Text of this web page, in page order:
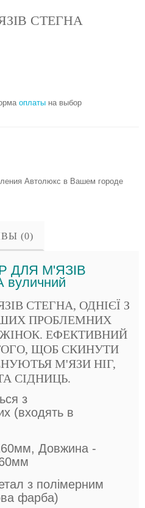
СТЕГНА
оплаты на выбор
Автолюкс в Вашем городе
(0)
ДЛЯ М'ЯЗІВ
СТЕГНА, ОДНІЄЇ З
ПРОБЛЕМНИХ
ЕФЕКТИВНИЙ
ЩОБ СКИНУТИ
М'ЯЗИ НІГ,
СІДНИЦЬ.
з
(входять в
Довжина -
з полімерним
фарба)